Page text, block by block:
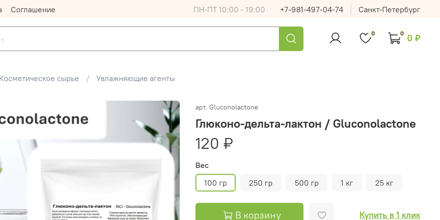
Соглашение ПН-ПТ 10:00 - 19:00 +7-981-497-04-74 Санкт-Петербург
0 0 0 ₽
Косметическое сырье Увлажняющие агенты
арт. Gluconolactone
Глюконо-дельта-лактон / Gluconolactone
120 ₽
Вес
100 гр
250 гр 500 гр 1 кг 25 кг
В корзину Купить в 1 клик